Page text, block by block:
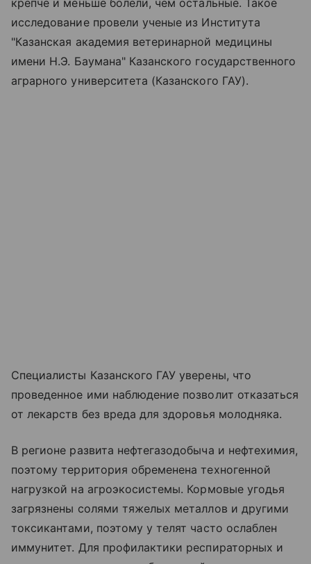
исследование провели ученые из Института
"Казанская академия ветеринарной медицины
имени Н.Э. Баумана" Казанского государственного
аграрного университета (Казанского ГАУ).
Специалисты Казанского ГАУ уверены, что
проведенное ими наблюдение позволит отказаться
от лекарств без вреда для здоровья молодняка.
В регионе развита нефтегазодобыча и нефтехимия,
поэтому территория обременена техногенной
нагрузкой на агроэкосистемы. Кормовые угодья
загрязнены солями тяжелых металлов и другими
токсикантами, поэтому у телят часто ослаблен
иммунитет. Для профилактики респираторных и